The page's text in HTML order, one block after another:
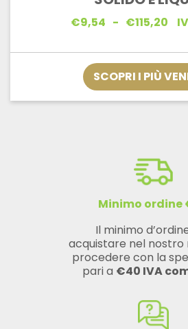
€9,54 - €115,20
da
€9,54
a
SCOPRI I PIÙ
Minimo ordine
Il minimo
acquistare nel nostro
procedere con la
pari a €40 IVA